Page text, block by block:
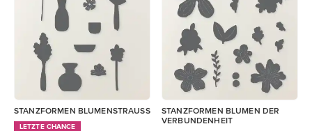
STANZFORMEN BLUMENSTRAUSS
LETZTE CHANCE
STANZFORMEN BLUMEN DER
VERBUNDENHEIT